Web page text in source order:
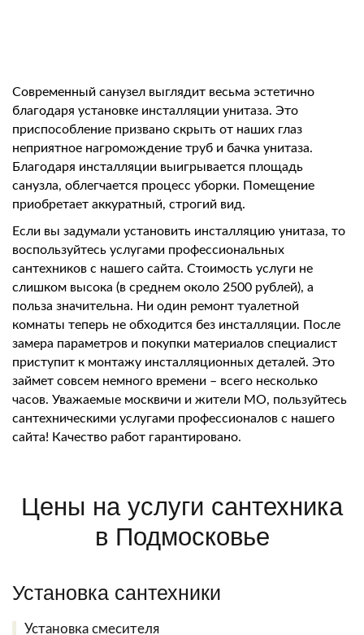
Современный санузел выглядит весьма эстетично
благодаря установке инсталляции унитаза. Это
приспособление призвано скрыть от наших глаз
неприятное нагромождение труб и бачка унитаза.
Благодаря инсталляции выигрывается площадь
санузла, облегчается процесс уборки. Помещение
приобретает аккуратный, строгий вид.
Если вы задумали установить инсталляцию унитаза, то
воспользуйтесь услугами профессиональных
сантехников с нашего сайта. Стоимость услуги не
слишком высока (в среднем около 2500 рублей), а
польза значительна. Ни один ремонт туалетной
комнаты теперь не обходится без инсталляции. После
замера параметров и покупки материалов специалист
приступит к монтажу инсталляционных деталей. Это
займет совсем немного времени – всего несколько
часов. Уважаемые москвичи и жители МО, пользуйтесь
сантехническими услугами профессионалов с нашего
сайта! Качество работ гарантировано.
Цены на услуги сантехника
в Подмосковье
Установка сантехники
Установка смесителя